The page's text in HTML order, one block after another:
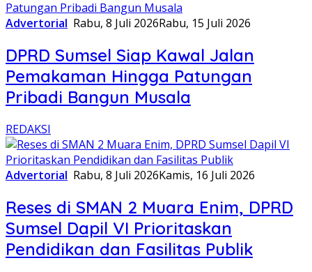
Advertorial Rabu, 8 Juli 2026Rabu, 15 Juli 2026
DPRD Sumsel Siap Kawal Jalan
Pemakaman Hingga Patungan
Pribadi Bangun Musala
REDAKSI
Advertorial Rabu, 8 Juli 2026Kamis, 16 Juli 2026
Reses di SMAN 2 Muara Enim, DPRD
Sumsel Dapil VI Prioritaskan
Pendidikan dan Fasilitas Publik